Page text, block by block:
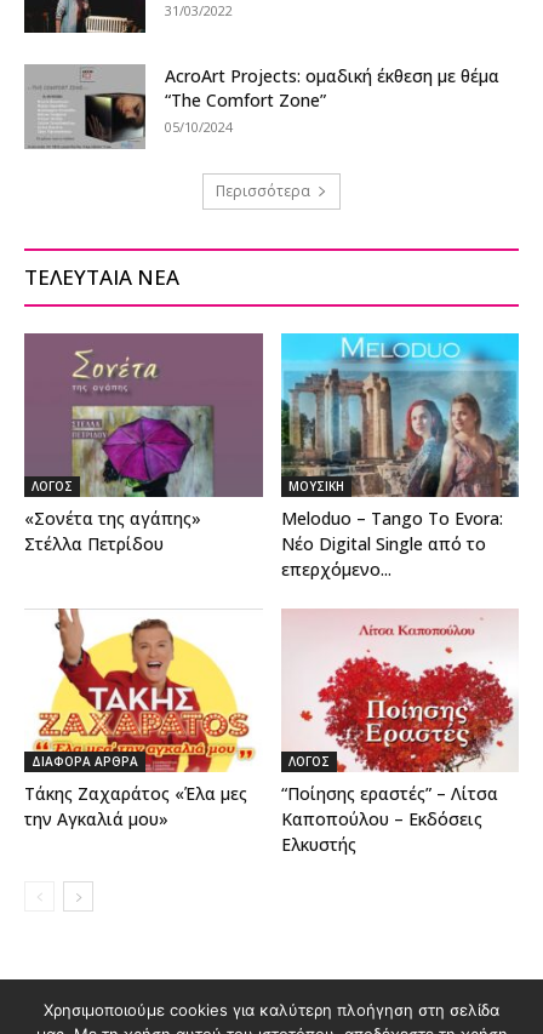
31/03/2022
AcroArt Projects: ομαδική έκθεση με θέμα
“The Comfort Zone”
05/10/2024
Περισσότερα
ΤΕΛΕΥΤΑΙΑ ΝΕΑ
ΛΟΓΟΣ
«Σονέτα της αγάπης»
Στέλλα Πετρίδου
ΜΟΥΣΙΚΗ
Meloduo – Tango To Evora:
Νέο Digital Single από το
επερχόμενο...
ΔΙΑΦΟΡΑ ΑΡΘΡΑ
Τάκης Ζαχαράτος «Έλα μες
την Αγκαλιά μου»
ΛΟΓΟΣ
“Ποίησης εραστές” – Λίτσα
Καποπούλου – Εκδόσεις
Ελκυστής
Διαφημιστείτε στο Polis Magazino
Χρησιμοποιούμε cookies για καλύτερη πλοήγηση στη σελίδα